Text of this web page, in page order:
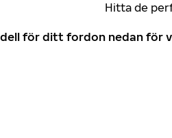
Hitta de
för ditt fordon nedan för